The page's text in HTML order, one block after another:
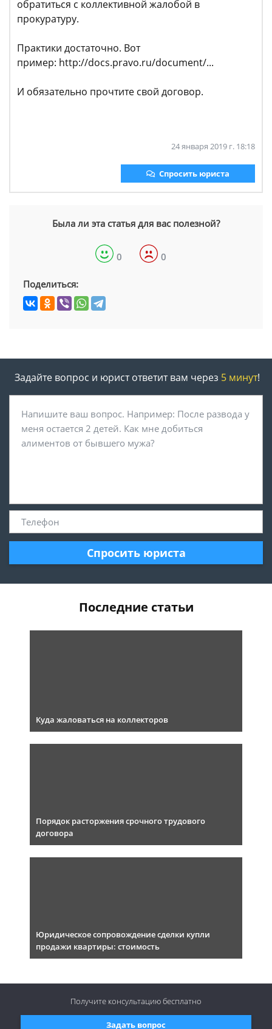
обратиться с коллективной жалобой в
прокуратуру.
Практики достаточно. Вот
пример: http://docs.pravo.ru/document/...
И обязательно прочтите свой договор.
24 января 2019 г. 18:18
Спросить юриста
Была ли эта статья для вас полезной?
0 0
Поделиться:
Задайте вопрос и юрист ответит вам через 5 минут!
Спросить юриста
Последние статьи
Куда жаловаться на коллекторов
Порядок расторжения срочного трудового
договора
Юридическое сопровождение сделки купли
продажи квартиры: стоимость
Задать вопрос
Получите консультациюбесплатно